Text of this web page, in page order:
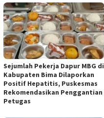
Sejumlah Pekerja Dapur MBG di
Kabupaten Bima Dilaporkan
Positif Hepatitis, Puskesmas
Rekomendasikan Penggantian
Petugas